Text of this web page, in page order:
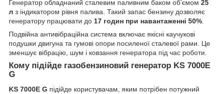
Генератор обладнаний сталевим паливним баком об’ємом 25
л з індикатором рівня палива. Такий запас бензину дозволяє
генератору працювати до 17 годин при навантаженні 50%.
Подвійна антивібраційна система включає якісні каучукові
подушки двигуна та гумові опори посиленої сталевої рами. Це
зменшує вібрацію, шум і ковзання генератора під час роботи.
Кому підійде газобензиновий генератор KS 7000E
G
KS 7000E G підійде користувачам, яким потрібен потужний